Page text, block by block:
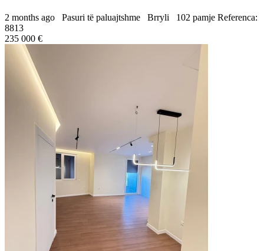
2 months ago Pasuri të paluajtshme Brryli 102 pamje Referenca:
8813
235 000 €